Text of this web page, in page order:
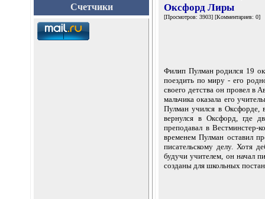
Счетчики Оксфорд Лиры
[Просмотров: 3903] [Комментариев: 0]
Филип Пулман родился 19
поездить по миру - его
своего детства он провел в
мальчика оказала его
Пулман учился в Оксфорде,
вернулся в Оксфорд, где
преподавал в Вестминстер-
временем Пулман оставил
писательскому делу. Хотя
будучи учителем, он начал
созданы для школьных